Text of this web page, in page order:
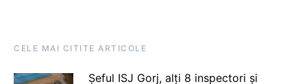
CELE MAI CITITE ARTICOLE
Șeful ISJ Gorj, alți 8 inspectori și